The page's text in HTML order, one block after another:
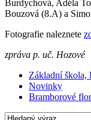
Burdychová, Adéla
Bouzová (8.A) a
Fotografie naleznete
zpráva p. uč. Hozové
Základní škola,
Novinky
Bramborové